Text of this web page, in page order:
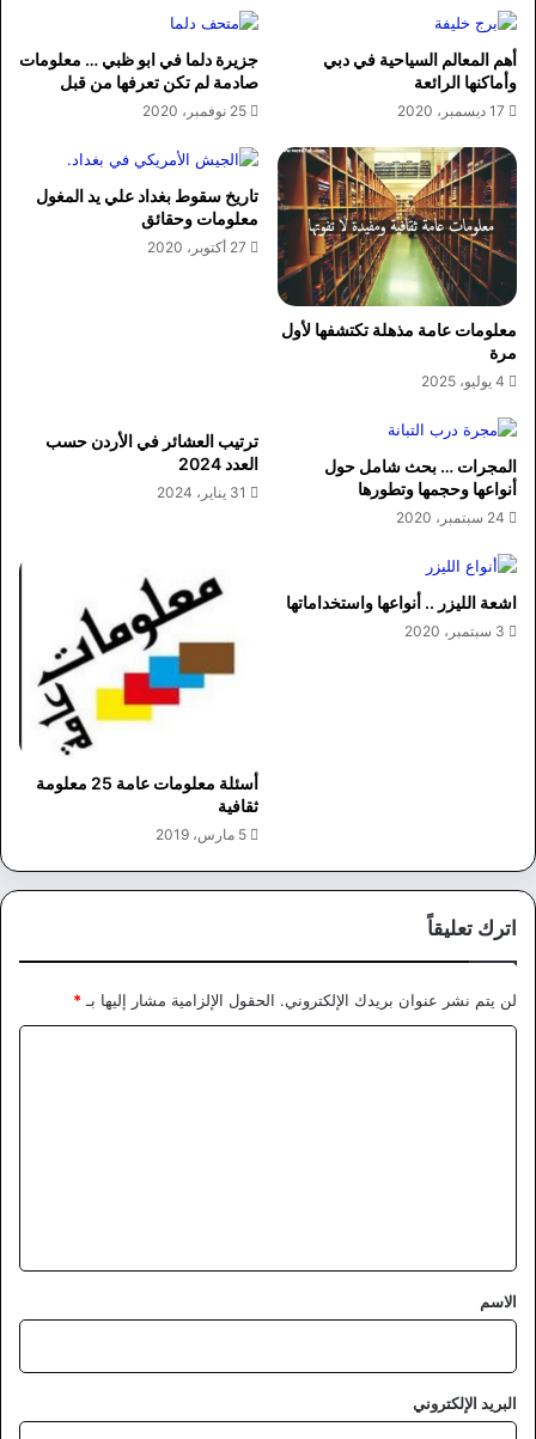
أهم المعالم السياحية في دبي
وأماكنها الرائعة
17 ديسمبر، 2020
جزيرة دلما في ابو ظبي … معلومات
صادمة لم تكن تعرفها من قبل
25 نوفمبر، 2020
معلومات عامة مذهلة تكتشفها لأول
مرة
4 يوليو، 2025
تاريخ سقوط بغداد علي يد المغول
معلومات وحقائق
27 أكتوبر، 2020
المجرات … بحث شامل حول
أنواعها وحجمها وتطورها
24 سبتمبر، 2020
ترتيب العشائر في الأردن حسب
العدد 2024
31 يناير، 2024
اشعة الليزر .. أنواعها واستخداماتها
3 سبتمبر، 2020
أسئلة معلومات عامة 25 معلومة
ثقافية
5 مارس، 2019
اترك تعليقاً
لن يتم نشر عنوان بريدك الإلكتروني. الحقول الإلزامية مشار إليها بـ *
*
الاسم
البريد الإلكتروني